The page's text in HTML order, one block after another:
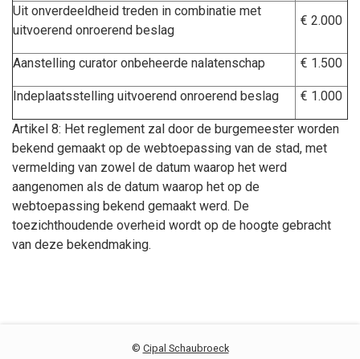
Uit onverdeeldheid treden in combinatie met
uitvoerend onroerend beslag
€ 2.000
Aanstelling curator onbeheerde nalatenschap € 1.500
Indeplaatsstelling uitvoerend onroerend beslag € 1.000
Artikel 8: Het reglement zal door de burgemeester worden
bekend gemaakt op de webtoepassing van de stad, met
vermelding van zowel de datum waarop het werd
aangenomen als de datum waarop het op de
webtoepassing bekend gemaakt werd. De
toezichthoudende overheid wordt op de hoogte gebracht
van deze bekendmaking.
© Cipal Schaubroeck